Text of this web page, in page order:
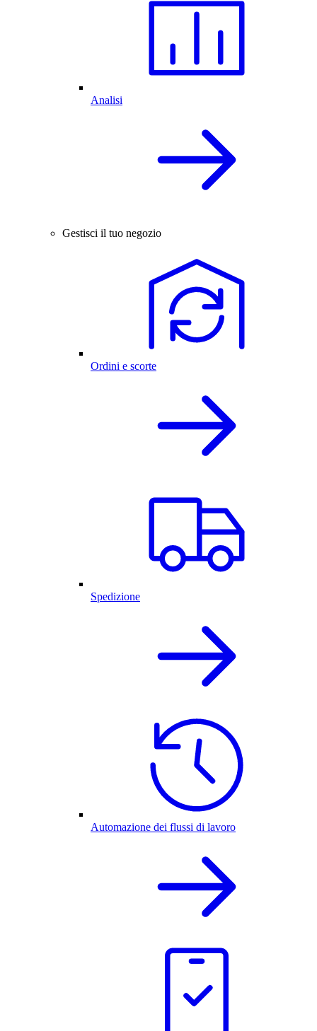
Analisi
Gestisci il tuo negozio
Ordini e scorte
Spedizione
Automazione dei flussi di lavoro